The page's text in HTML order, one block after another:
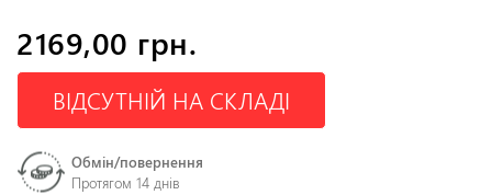
2169,00 грн.
ВІДСУТНІЙ НА СКЛАДІ
Обмін/повернення
Протягом 14 днів